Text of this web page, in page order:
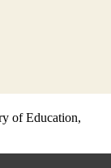
of Education,